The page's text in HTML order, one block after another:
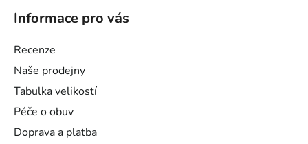
Informace pro vás
Recenze
Naše prodejny
Tabulka velikostí
Péče o obuv
Doprava a platba